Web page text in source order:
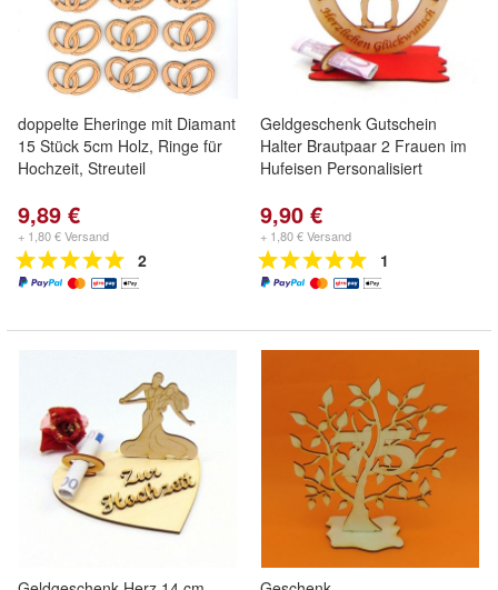
doppelte Eheringe mit Diamant
15 Stück 5cm Holz, Ringe für
Hochzeit, Streuteil
9,89 €
+ 1,80 € Versand
2
Geldgeschenk Gutschein
Halter Brautpaar 2 Frauen im
Hufeisen Personalisiert
9,90 €
+ 1,80 € Versand
1